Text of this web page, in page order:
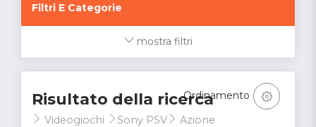
Filtri E Categorie
mostra filtri
Risultato della ricerca
Videogiochi Sony PSV Azione
Ordinamento